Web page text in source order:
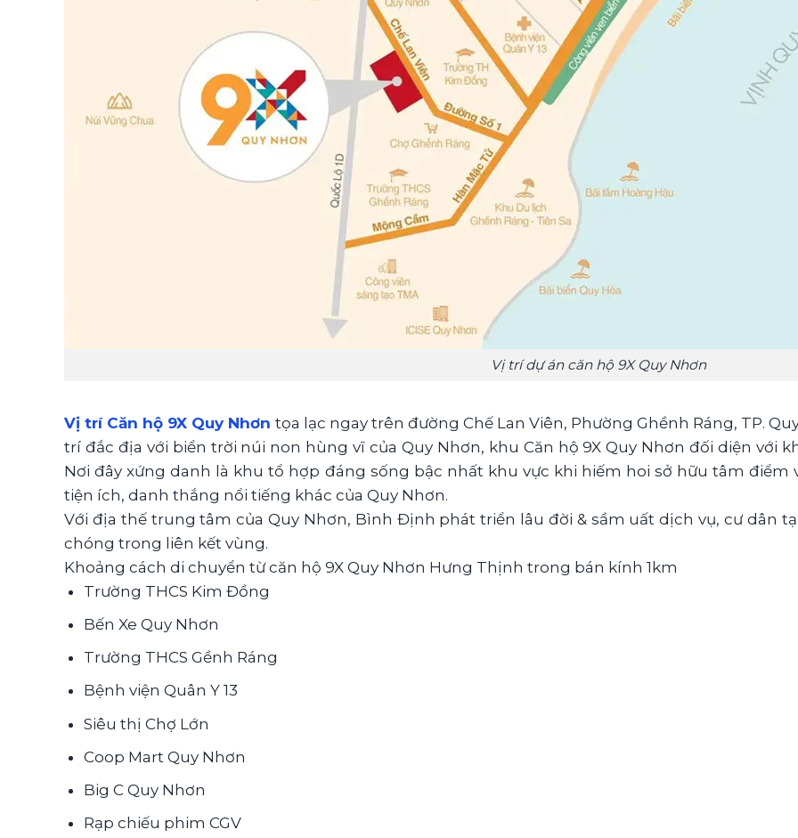
Vị trí dự án căn hộ 9X Quy Nhơn
Vị trí Căn hộ 9X Quy Nhơn tọa lạc ngay trên đường Chế Lan Viên, Phường Ghềnh Ráng, TP.
trí đắc địa với biển trời núi non hùng vĩ của Quy Nhơn, khu Căn hộ 9X Quy Nhơn đối diện với
Nơi đây xứng danh là khu tổ hợp đáng sống bậc nhất khu vực khi hiếm hoi sở hữu tâm
tiện ích, danh thắng nổi tiếng khác của Quy Nhơn.
Với địa thế trung tâm của Quy Nhơn, Bình Định phát triển lâu đời & sầm uất dịch vụ, cư dân
chóng trong liên kết vùng.
Khoảng cách di chuyển từ căn hộ 9X Quy Nhơn Hưng Thịnh trong bán kính 1km
Trường THCS Kim Đồng
Bến Xe Quy Nhơn
Trường THCS Gềnh Ráng
Bệnh viện Quân Y 13
Siêu thị Chợ Lớn
Coop Mart Quy Nhơn
Big C Quy Nhơn
Rạp chiếu phim CGV